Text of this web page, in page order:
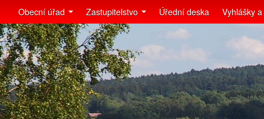
Obecní úřad Zastupitelstvo Úřední deska Vyhlášky